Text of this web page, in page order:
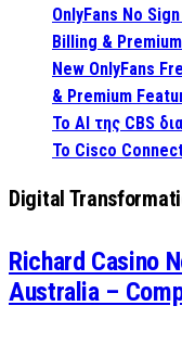
OnlyFans No
Billing &
New OnlyFans
& Premium
Το AI της CBS
Το Cisco
Digital
Richard Casino
Australia –